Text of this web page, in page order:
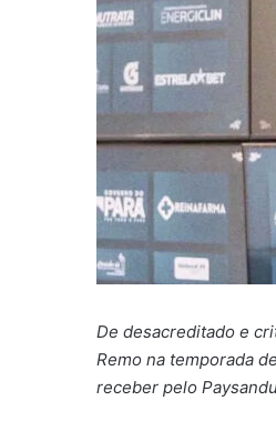
De desacreditado e
Remo na temporada
receber pelo